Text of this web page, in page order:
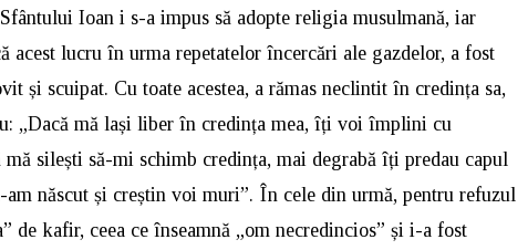
Ioan i s-a impus să adopte religia musulmană, iar
acest lucru în urma repetatelor încercări ale gazdelor, a fost
și scuipat. Cu toate acestea, a rămas neclintit în credința sa,
„Dacă mă lași liber în credința mea, îți voi împlini cu
mă silești să-mi schimb credința, mai degrabă îți predau capul
am născut și creștin voi muri”. În cele din urmă, pentru refuzul
de kafir, ceea ce înseamnă „om necredincios” și i-a fost